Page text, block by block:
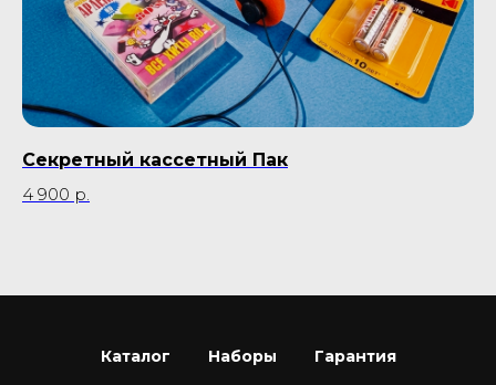
Секретный кассетный Пак
4 900 р.
Каталог Наборы Гарантия